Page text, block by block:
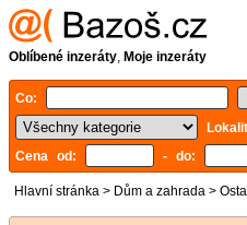
Oblíbené inzeráty, Moje inzeráty
Co:
Cena od:
- do:
Hlavní stránka > Dům a zahrada >